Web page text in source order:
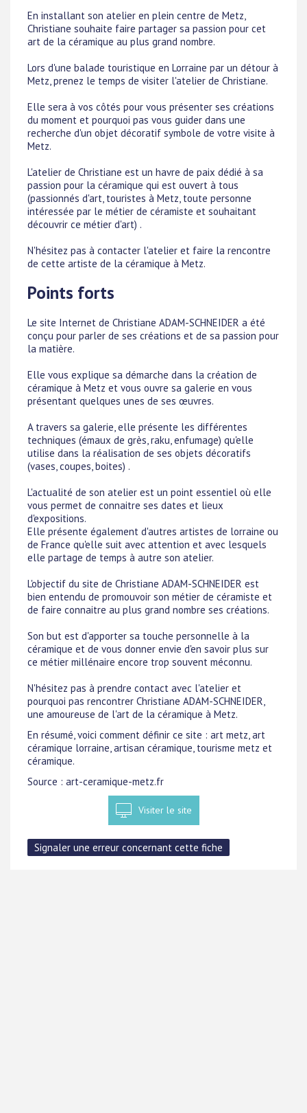
En installant son atelier en plein centre de Metz,
Christiane souhaite faire partager sa passion pour cet
art de la céramique au plus grand nombre.
Lors d'une balade touristique en Lorraine par un détour à
Metz, prenez le temps de visiter l'atelier de Christiane.
Elle sera à vos côtés pour vous présenter ses créations
du moment et pourquoi pas vous guider dans une
recherche d'un objet décoratif symbole de votre visite à
Metz.
L'atelier de Christiane est un havre de paix dédié à sa
passion pour la céramique qui est ouvert à tous
(passionnés d'art, touristes à Metz, toute personne
intéressée par le métier de céramiste et souhaitant
découvrir ce métier d'art) .
N'hésitez pas à contacter l'atelier et faire la rencontre
de cette artiste de la céramique à Metz.
Points forts
Le site Internet de Christiane ADAM-SCHNEIDER a été
conçu pour parler de ses créations et de sa passion pour
la matière.
Elle vous explique sa démarche dans la création de
céramique à Metz et vous ouvre sa galerie en vous
présentant quelques unes de ses œuvres.
A travers sa galerie, elle présente les différentes
techniques (émaux de grès, raku, enfumage) qu'elle
utilise dans la réalisation de ses objets décoratifs
(vases, coupes, boites) .
L'actualité de son atelier est un point essentiel où elle
vous permet de connaitre ses dates et lieux
d'expositions.
Elle présente également d'autres artistes de lorraine ou
de France qu'elle suit avec attention et avec lesquels
elle partage de temps à autre son atelier.
L'objectif du site de Christiane ADAM-SCHNEIDER est
bien entendu de promouvoir son métier de céramiste et
de faire connaitre au plus grand nombre ses créations.
Son but est d'apporter sa touche personnelle à la
céramique et de vous donner envie d'en savoir plus sur
ce métier millénaire encore trop souvent méconnu.
N'hésitez pas à prendre contact avec l'atelier et
pourquoi pas rencontrer Christiane ADAM-SCHNEIDER,
une amoureuse de l'art de la céramique à Metz.
En résumé, voici comment définir ce site : art metz, art
céramique lorraine, artisan céramique, tourisme metz et
céramique.
Source : art-ceramique-metz.fr
Visiter le site